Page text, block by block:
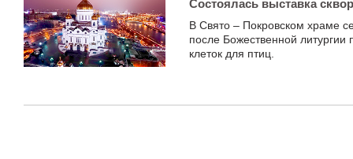
Состоялась выставка
В Свято – Покровском храме
после Божественной литургии
клеток для птиц.